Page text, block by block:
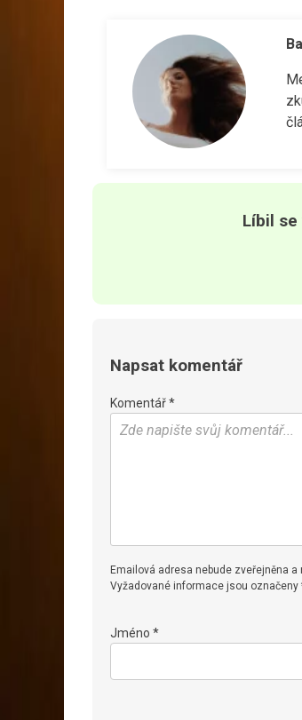
Líbil se
Napsat komentář
Komentář *
Emailová adresa nebude zveřejněna
Vyžadované informace jsou označeny
Jméno *